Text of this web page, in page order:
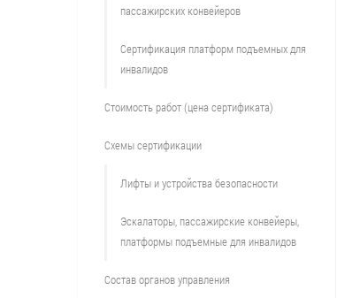
пассажирских конвейеров
Сертификация платформ подъемных для
инвалидов
Стоимость работ (цена сертификата)
Схемы сертификации
Лифты и устройства безопасности
Эскалаторы, пассажирские конвейеры,
платформы подъемные для инвалидов
Состав органов управления